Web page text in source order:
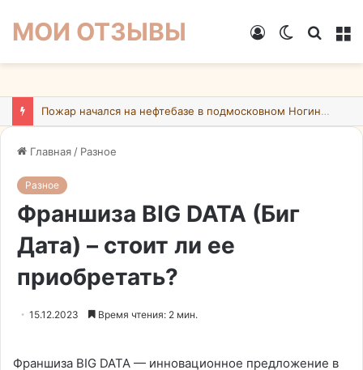
МОИ ОТЗЫВЫ
Switch
Войти
Пожар начался на нефтебазе в подмосковном Ногинске в результате атаки БПЛА ВСУ
Главная / Разное
Разное
Франшиза BIG DATA (Биг
Дата) – стоит ли ее
приобретать?
15.12.2023 Время чтения: 2 мин.
Франшиза BIG DATA — инновационное предложение в